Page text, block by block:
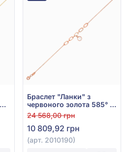
Браслет "Ланки" з
червоного золота 585° з
перламутром, арт.
2010190
24 568,00 грн
10 809,92 грн
(арт. 2010190)